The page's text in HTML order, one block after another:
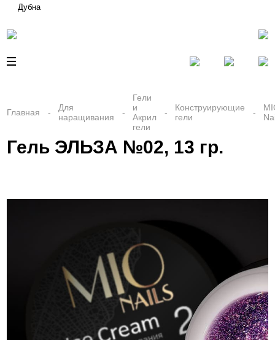
Дубна
Главная
Для
наращивания
Гели
и
Акрил
гели
Конструирующие
гели
Гель ЭЛЬЗА №02, 13 гр.